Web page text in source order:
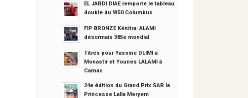
EL JARDI DIAE remporte le tableau
double du W50 Columbus
FIP BRONZE Kénitra: ALAMI
désormais 385e mondial
Titres pour Yassine DLIMI à
Monastir et Younes LALAMI à
Carnac
24e édition du Grand Prix SAR la
Princesse Lalla Meryem